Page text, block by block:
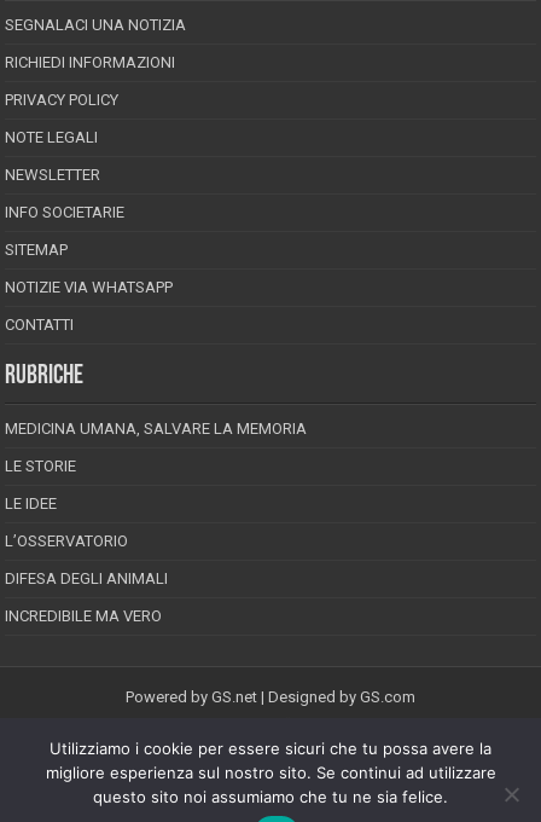
SEGNALACI UNA NOTIZIA
RICHIEDI INFORMAZIONI
PRIVACY POLICY
NOTE LEGALI
NEWSLETTER
INFO SOCIETARIE
SITEMAP
NOTIZIE VIA WHATSAPP
CONTATTI
RUBRICHE
MEDICINA UMANA, SALVARE LA MEMORIA
LE STORIE
LE IDEE
L’OSSERVATORIO
DIFESA DEGLI ANIMALI
INCREDIBILE MA VERO
Powered by GS.net | Designed by GS.com
EPINEION EDITRICE S.R.L.P.Iva 02008710689
Registrazione Tribunale di Pescara reg. speciale della stampa n.08/2012
Direttore responsabile: Maurizio Piccinino
Utilizziamo i cookie per essere sicuri che tu possa avere la
migliore esperienza sul nostro sito. Se continui ad utilizzare
questo sito noi assumiamo che tu ne sia felice.